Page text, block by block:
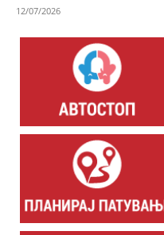
12/07/2026